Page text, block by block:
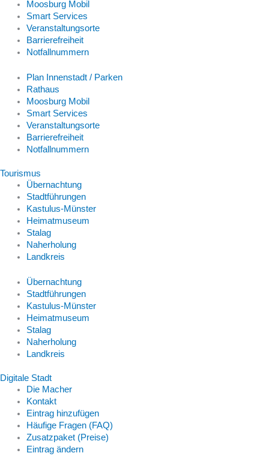
Moosburg Mobil
Smart Services
Veranstaltungsorte
Barrierefreiheit
Notfallnummern
Plan Innenstadt / Parken
Rathaus
Moosburg Mobil
Smart Services
Veranstaltungsorte
Barrierefreiheit
Notfallnummern
Tourismus
Übernachtung
Stadtführungen
Kastulus-Münster
Heimatmuseum
Stalag
Naherholung
Landkreis
Übernachtung
Stadtführungen
Kastulus-Münster
Heimatmuseum
Stalag
Naherholung
Landkreis
Digitale Stadt
Die Macher
Kontakt
Eintrag hinzufügen
Häufige Fragen (FAQ)
Zusatzpaket (Preise)
Eintrag ändern